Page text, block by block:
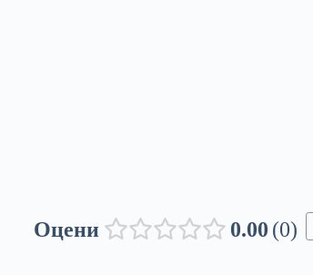
Оцени 0.00 0